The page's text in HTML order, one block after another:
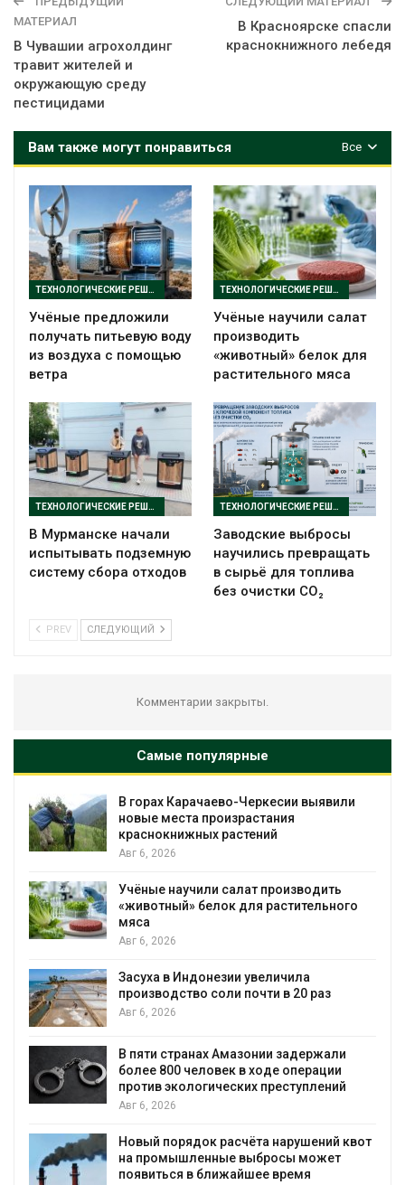
МАТЕРИАЛ
В Чувашии агрохолдинг
травит жителей и
окружающую среду
пестицидами
В Красноярске спасли
краснокнижного лебедя
Все
Вам также могут понравиться
ТЕХНОЛОГИЧЕСКИЕ РЕШЕНИЯ
Учёные предложили
получать питьевую воду
из воздуха с помощью
ветра
ТЕХНОЛОГИЧЕСКИЕ РЕШЕНИЯ
Учёные научили салат
производить
«животный» белок для
растительного мяса
ТЕХНОЛОГИЧЕСКИЕ РЕШЕНИЯ
В Мурманске начали
испытывать подземную
систему сбора отходов
ТЕХНОЛОГИЧЕСКИЕ РЕШЕНИЯ
Заводские выбросы
научились превращать
в сырьё для топлива
без очистки CO₂
PREV СЛЕДУЮЩИЙ
Комментарии закрыты.
Самые популярные
В горах Карачаево-Черкесии выявили
новые места произрастания
краснокнижных растений
Авг 6, 2026
Учёные научили салат производить
«животный» белок для растительного
мяса
Авг 6, 2026
Засуха в Индонезии увеличила
производство соли почти в 20 раз
Авг 6, 2026
В пяти странах Амазонии задержали
более 800 человек в ходе операции
против экологических преступлений
Авг 6, 2026
Новый порядок расчёта нарушений квот
на промышленные выбросы может
появиться в ближайшее время